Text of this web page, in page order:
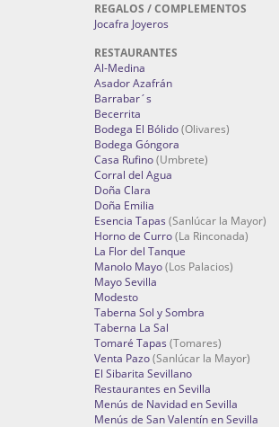
REGALOS / COMPLEMENTOS
Jocafra Joyeros
RESTAURANTES
Al-Medina
Asador Azafrán
Barrabar´s
Becerrita
Bodega El Bólido(Olivares)
Bodega Góngora
Casa Rufino(Umbrete)
Corral del Agua
Doña Clara
Doña Emilia
Esencia Tapas (Sanlúcar la Mayor)
Horno de Curro(La Rinconada)
La Flor del Tanque
Manolo Mayo(Los Palacios)
Mayo Sevilla
Modesto
Taberna Sol y Sombra
Taberna La Sal
Tomaré Tapas (Tomares)
Venta Pazo(Sanlúcar la Mayor)
El Sibarita Sevillano
Restaurantes en Sevilla
Menús de Navidad en Sevilla
Menús de San Valentín en Sevilla